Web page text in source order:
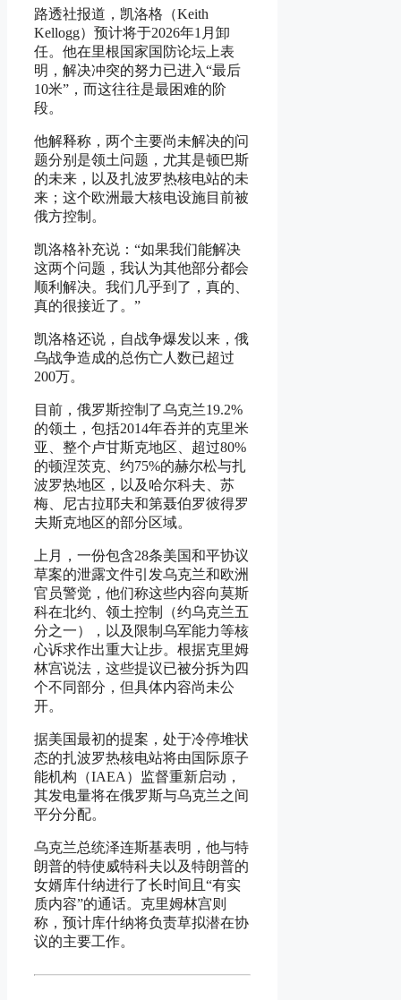
路透社报道，凯洛格（Keith
Kellogg）预计将于2026年1月卸
任。他在里根国家国防论坛上表
明，解决冲突的努力已进入“最后
10米”，而这往往是最困难的阶
段。
他解释称，两个主要尚未解决的问
题分别是领土问题，尤其是顿巴斯
的未来，以及扎波罗热核电站的未
来；这个欧洲最大核电设施目前被
俄方控制。
凯洛格补充说：“如果我们能解决
这两个问题，我认为其他部分都会
顺利解决。我们几乎到了，真的、
真的很接近了。”
凯洛格还说，自战争爆发以来，俄
乌战争造成的总伤亡人数已超过
200万。
目前，俄罗斯控制了乌克兰19.2%
的领土，包括2014年吞并的克里米
亚、整个卢甘斯克地区、超过80%
的顿涅茨克、约75%的赫尔松与扎
波罗热地区，以及哈尔科夫、苏
梅、尼古拉耶夫和第聂伯罗彼得罗
夫斯克地区的部分区域。
上月，一份包含28条美国和平协议
草案的泄露文件引发乌克兰和欧洲
官员警觉，他们称这些内容向莫斯
科在北约、领土控制（约乌克兰五
分之一），以及限制乌军能力等核
心诉求作出重大让步。根据克里姆
林宫说法，这些提议已被分拆为四
个不同部分，但具体内容尚未公
开。
据美国最初的提案，处于冷停堆状
态的扎波罗热核电站将由国际原子
能机构（IAEA）监督重新启动，
其发电量将在俄罗斯与乌克兰之间
平分分配。
乌克兰总统泽连斯基表明，他与特
朗普的特使威特科夫以及特朗普的
女婿库什纳进行了长时间且“有实
质内容”的通话。克里姆林宫则
称，预计库什纳将负责草拟潜在协
议的主要工作。